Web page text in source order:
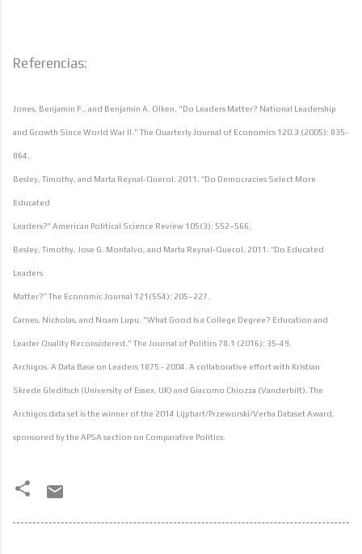
Referencias:
Jones, Benjamin F., and Benjamin A. Olken. "Do Leaders Matter? National Leadership
and Growth Since World War II." The Quarterly Journal of Economics 120.3 (2005): 835-
864.
Besley, Timothy, and Marta Reynal-Querol. 2011. “Do Democracies Select More
Educated
Leaders?” American Political Science Review 105(3): 552–566.
Besley, Timothy, Jose G. Montalvo, and Marta Reynal-Querol. 2011. “Do Educated
Leaders
Matter?” The Economic Journal 121(554): 205–227.
Carnes, Nicholas, and Noam Lupu. "What Good Is a College Degree? Education and
Leader Quality Reconsidered." The Journal of Politics 78.1 (2016): 35-49.
Archigos. A Data Base on Leaders 1875 - 2004. A collaborative effort with Kristian
Skrede Gleditsch (University of Essex, UK) and Giacomo Chiozza (Vanderbilt). The
Archigos data set is the winner of the 2014 Lijphart/Przeworski/Verba Dataset Award,
sponsored by the APSA section on Comparative Politics.